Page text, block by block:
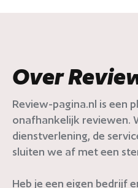
Over
Review-pagina.nl is een
onafhankelijk reviewen.
dienstverlening, de
sluiten we af met een
Heb je een eigen bedrijf